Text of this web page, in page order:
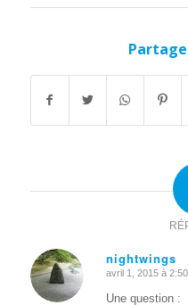
nightwings
dit
:
avril 1, 2015 à
Une question :